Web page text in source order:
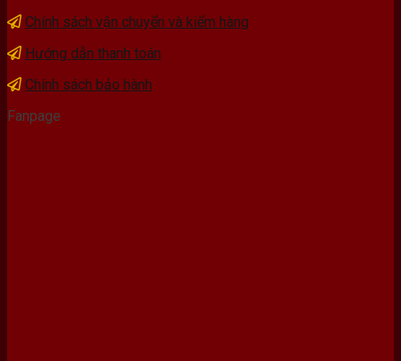
Chính sách vận chuyển và kiểm hàng
Hướng dẫn thanh toán
Chính sách bảo hành
Fanpage